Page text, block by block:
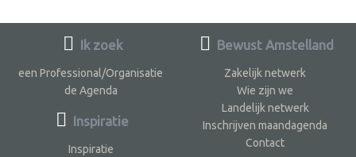
Ik zoek
een Professional/Organisatie
de Agenda
Inspiratie
Inspiratie
Bewust Amstelland
Zakelijk netwerk
Wie zijn we
Landelijk netwerk
Inschrijven maandagenda
Contact